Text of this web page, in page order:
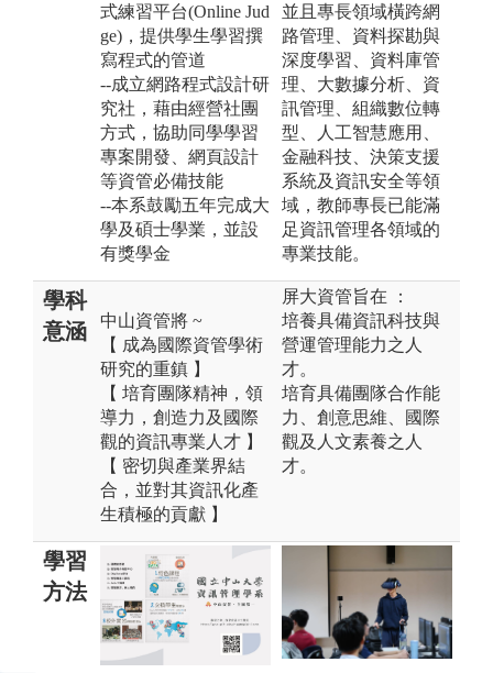
式練習平台(Online Jud
ge)，提供學生學習撰
寫程式的管道
--成立網路程式設計研
究社，藉由經營社團
方式，協助同學學習
專案開發、網頁設計
等資管必備技能
--本系鼓勵五年完成大
學及碩士學業，並設
有獎學金
並且專長領域橫跨網
路管理、資料探勘與
深度學習、資料庫管
理、大數據分析、資
訊管理、組織數位轉
型、人工智慧應用、
金融科技、決策支援
系統及資訊安全等領
域，教師專長已能滿
足資訊管理各領域的
專業技能。
學科
意涵
中山資管將 ~
【 成為國際資管學術
研究的重鎮 】
【 培育團隊精神，領
導力，創造力及國際
觀的資訊專業人才 】
【 密切與產業界結
合，並對其資訊化產
生積極的貢獻 】
屏大資管旨在 ：
培養具備資訊科技與
營運管理能力之人
才。
培育具備團隊合作能
力、創意思維、國際
觀及人文素養之人
才。
學習
方法